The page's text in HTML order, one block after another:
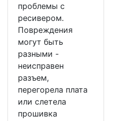
проблемы с
ресивером.
Повреждения
могут быть
разными -
неисправен
разъем,
перегорела плата
или слетела
прошивка